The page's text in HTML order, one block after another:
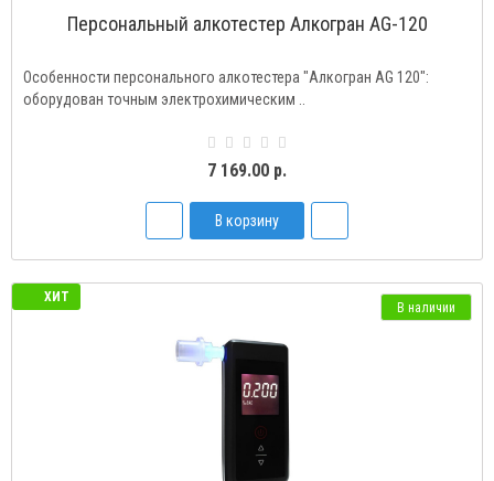
Персональный алкотестер Алкогран AG-120
Особенности персонального алкотестера "Алкогран AG 120":
оборудован точным электрохимическим ..
7 169.00 р.
В корзину
ХИТ
В наличии